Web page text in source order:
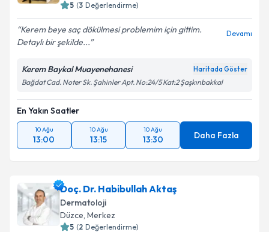
5 (3 Değerlendirme)
Kerem beye saç dökülmesi problemim için gittim.
Detaylı bir şekilde...
Devamı
Kerem Baykal Muayenehanesi Haritada Göster
Bağdat Cad. Noter Sk. Şahinler Apt. No:24/5 Kat:2 Şaşkınbakkal
En Yakın Saatler
10 Ağu
13:00
10 Ağu
13:15
10 Ağu
13:30 Daha Fazla
Doç. Dr. Habibullah Aktaş
Dermatoloji
Düzce, Merkez
5 (2 Değerlendirme)